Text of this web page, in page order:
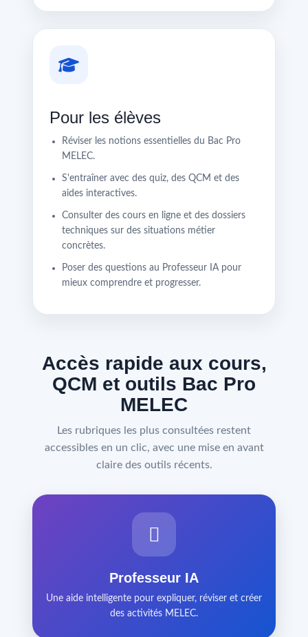
Pour les élèves
Réviser les notions essentielles du Bac Pro
MELEC.
S'entraîner avec des quiz, des QCM et des
aides interactives.
Consulter des cours en ligne et des dossiers
techniques sur des situations métier
concrètes.
Poser des questions au Professeur IA pour
mieux comprendre et progresser.
Accès rapide aux cours,
QCM et outils Bac Pro
MELEC
Les rubriques les plus consultées restent
accessibles en un clic, avec une mise en avant
claire des outils récents.
Professeur IA
Une aide intelligente pour expliquer, réviser et créer
des activités MELEC.